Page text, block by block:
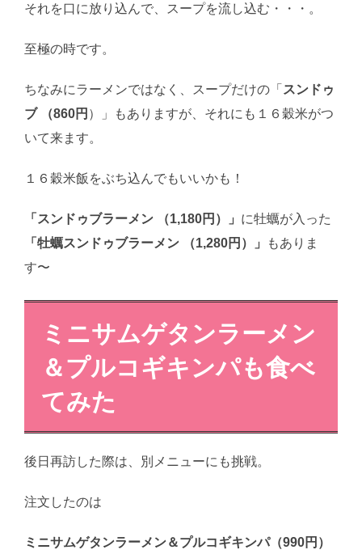
それを口に放り込んで、スープを流し込む・・・。
至極の時です。
ちなみにラーメンではなく、スープだけの「 スンドゥ
ブ （860円 ）」もありますが、それにも１６穀米がつ
いて来ます。
１６穀米飯をぶち込んでもいいかも！
「スンドゥブラーメン （1,180円）」 に牡蠣が入った
「牡蠣スンドゥブラーメン （1,280円）」
もありま
す〜
ミニサムゲタンラーメン
＆プルコギキンパも食べ
てみた
後日再訪した際は、別メニューにも挑戦。
注文したのは
ミニサムゲタンラーメン＆プルコギキンパ（990円）